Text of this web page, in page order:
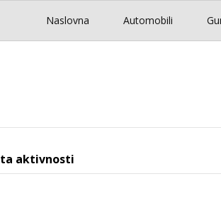
Naslovna Automobili
aktivnosti